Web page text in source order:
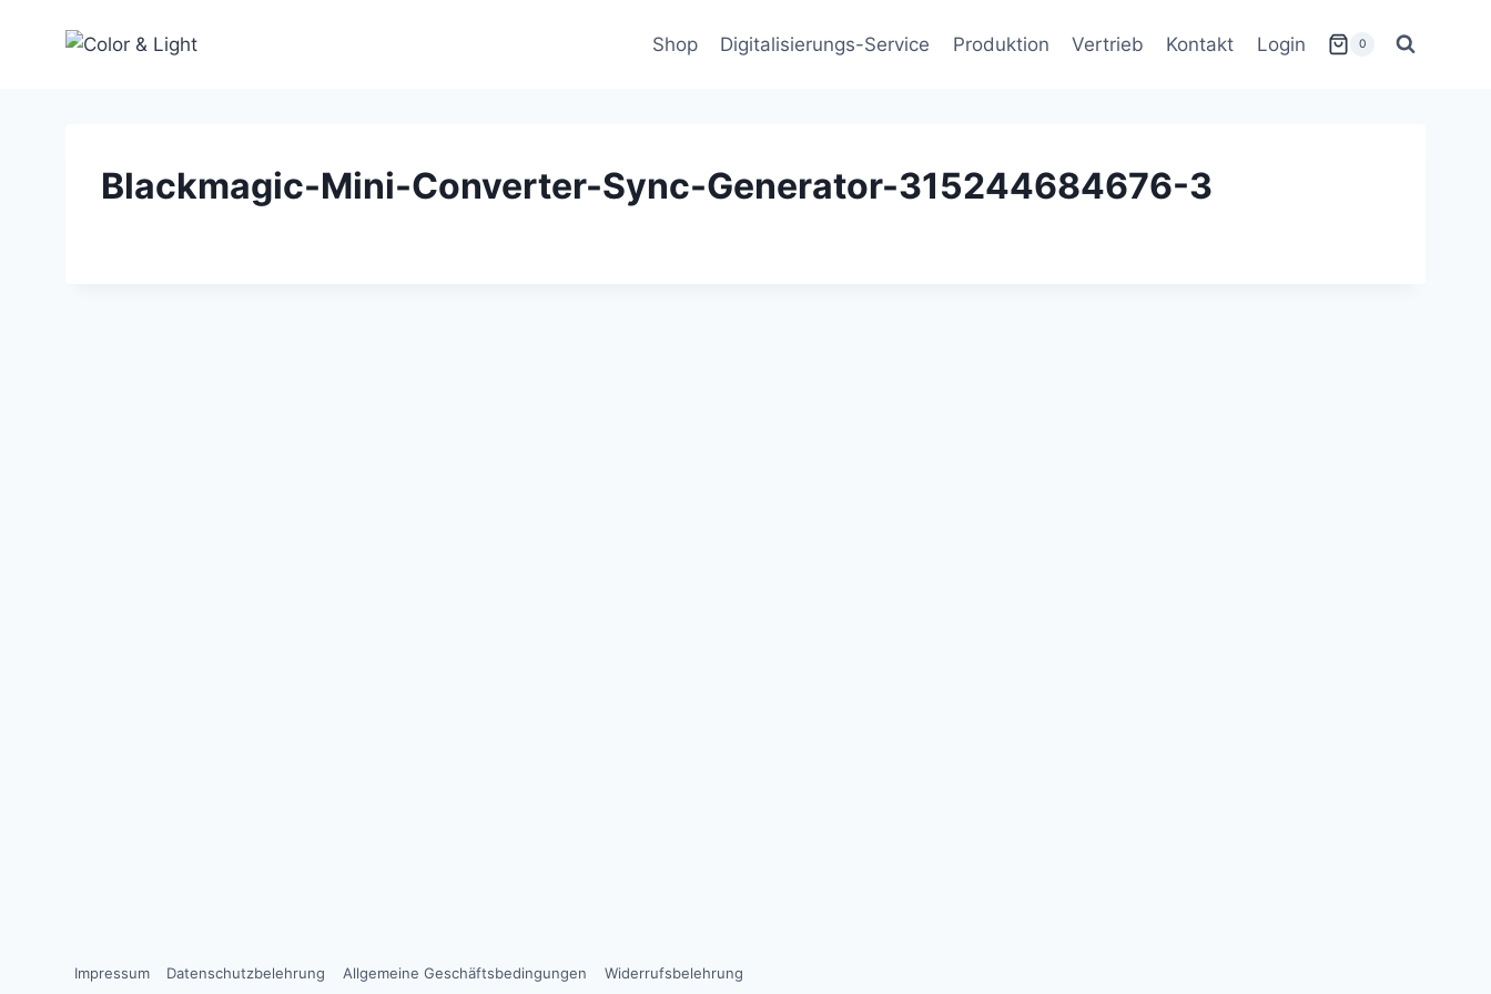
Shop Digitalisierungs-Service Produktion Vertrieb Kontakt Login 0
Blackmagic-Mini-Converter-Sync-Generator-315244684676-3
Impressum Datenschutzbelehrung Allgemeine Geschäftsbedingungen Widerrufsbelehrung